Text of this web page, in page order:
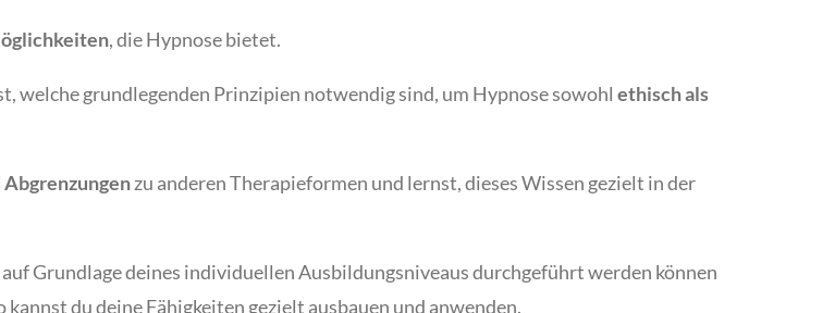
, die Hypnose bietet.
welche grundlegenden Prinzipien notwendig sind, um Hypnose sowohl ethisch als
zu anderen Therapieformen und lernst, dieses Wissen gezielt in der
Grundlage deines individuellen Ausbildungsniveaus durchgeführt werden können
du deine Fähigkeiten gezielt ausbauen und anwenden.